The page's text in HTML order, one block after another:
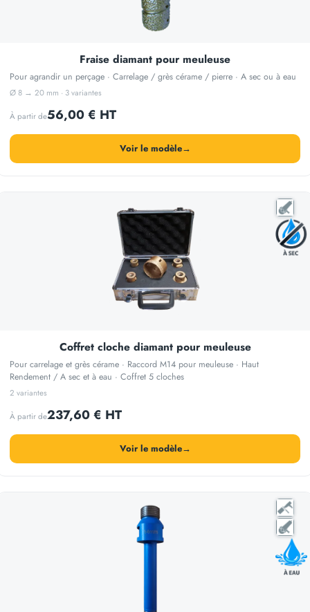
Fraise diamant pour meuleuse
Pour agrandir un perçage · Carrelage / grès cérame / pierre · A sec ou à eau
Ø 8 → 20 mm · 3 variantes
À partir de56,00 € HT
Voir le modèle→
Coffret cloche diamant pour meuleuse
Pour carrelage et grès cérame · Raccord M14 pour meuleuse · Haut
Rendement / A sec et à eau · Coffret 5 cloches
2 variantes
À partir de237,60 € HT
Voir le modèle→